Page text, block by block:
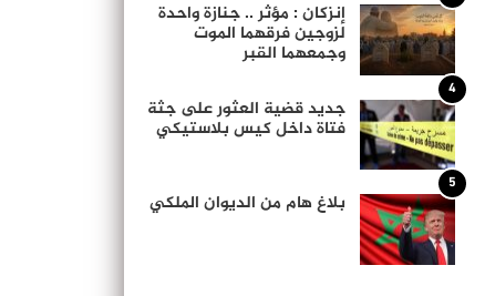
إنزكان : مؤثر .. جنازة واحدة
لزوجين فرقهما الموت
وجمعهما القبر
4
جديد قضية العثور على جثة
فتاة داخل كيس بلاستيكي
5
بلاغ هام من الديوان الملكي